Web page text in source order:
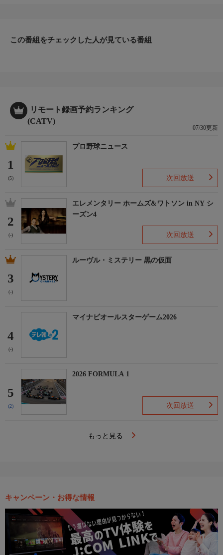
＊ライブ放送につき、番組および商品内容に変更が生じる場合も
この番組をチェックした人が見ている番組
リモート録画予約ランキング
(CATV)
07/30更新
1
(5)
プロ野球ニュース
次回放送
2
(-)
エレメンタリー ホームズ&ワトソン in NY シ
ーズン4
次回放送
3
(-)
ルーヴル・ミステリー 黒の仮面
4
(-)
マイナビオールスターゲーム2026
5
(2)
2026 FORMULA 1
次回放送
もっと見る
キャンペーン・お得な情報